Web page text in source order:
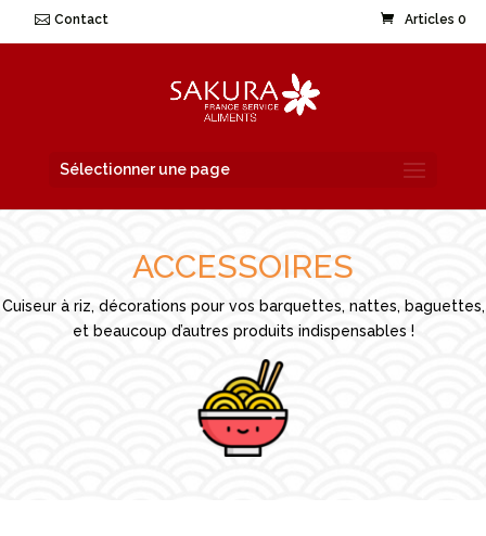
Contact Articles 0
Sélectionner une page
ACCESSOIRES
Cuiseur à riz, décorations pour vos barquettes, nattes, baguettes,
et beaucoup d’autres produits indispensables !